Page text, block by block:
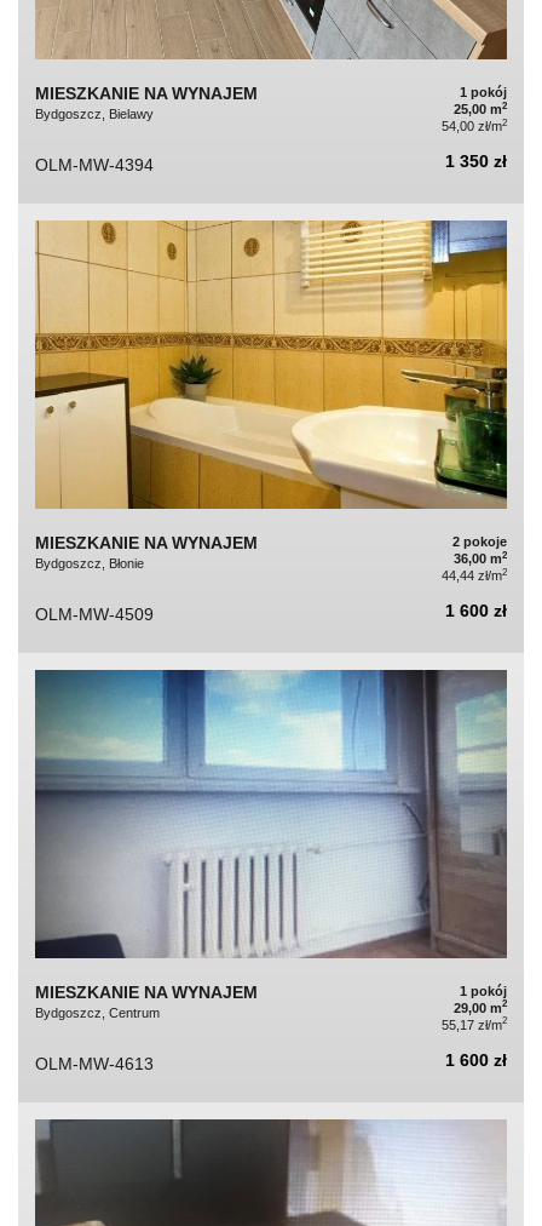
MIESZKANIE NA WYNAJEM
Bydgoszcz, Bielawy
1 pokój
25,00 m2
54,00 zł/m2
OLM-MW-4394 1 350 zł
MIESZKANIE NA WYNAJEM
Bydgoszcz, Błonie
2 pokoje
36,00 m2
44,44 zł/m2
OLM-MW-4509 1 600 zł
MIESZKANIE NA WYNAJEM
Bydgoszcz, Centrum
1 pokój
29,00 m2
55,17 zł/m2
OLM-MW-4613 1 600 zł